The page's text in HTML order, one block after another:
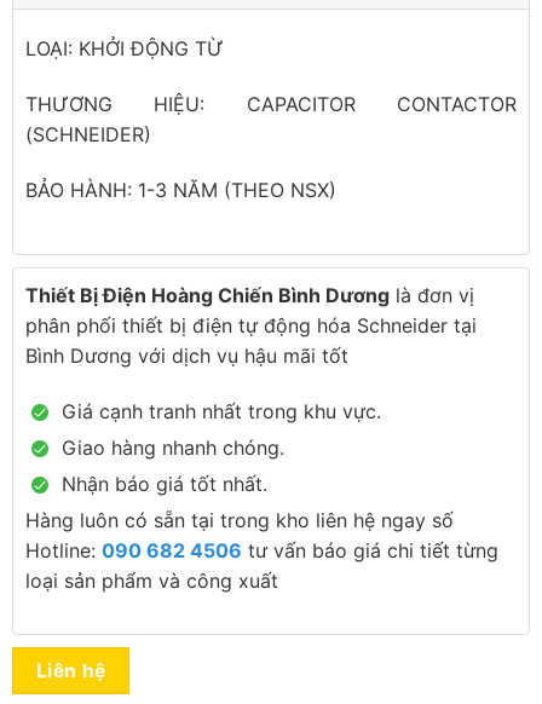
LOẠI: KHỞI ĐỘNG TỪ
THƯƠNG HIỆU: CAPACITOR CONTACTOR
(SCHNEIDER)
BẢO HÀNH: 1-3 NĂM (THEO NSX)
Thiết Bị Điện Hoàng Chiến Bình Dương là đơn vị
phân phối thiết bị điện tự động hóa Schneider tại
Bình Dương với dịch vụ hậu mãi tốt
Giá cạnh tranh nhất trong khu vực.
Giao hàng nhanh chóng.
Nhận báo giá tốt nhất.
Hàng luôn có sẵn tại trong kho liên hệ ngay số
Hotline: 090 682 4506 tư vấn báo giá chi tiết từng
loại sản phẩm và công xuất
Liên hệ